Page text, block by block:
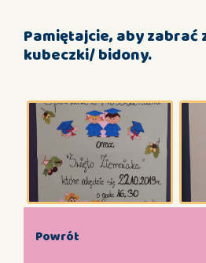
Pamiętajcie, aby zabrać
kubeczki/ bidony.
Powrót